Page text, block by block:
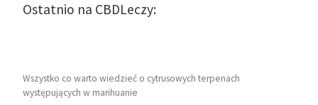
Ostatnio na CBDLeczy:
Wszystko co warto wiedzieć o cytrusowych terpenach
występujących w marihuanie